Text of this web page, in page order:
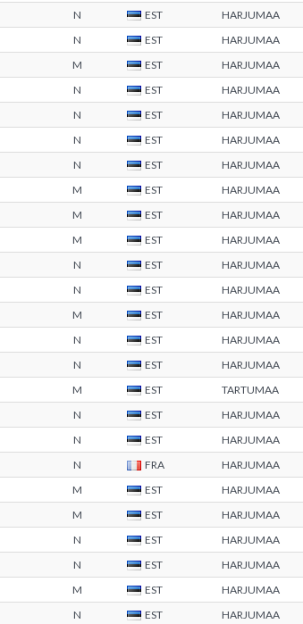
N EST HARJUMAA
N EST HARJUMAA
M EST
HARJUMAA
N EST HARJUMAA
N EST HARJUMAA
N EST HARJUMAA
N EST HARJUMAA
M EST HARJUMAA
M EST HARJUMAA
M EST HARJUMAA
N EST HARJUMAA
N EST HARJUMAA
M EST
HARJUMAA
N EST HARJUMAA
N EST HARJUMAA
M EST TARTUMAA
N EST HARJUMAA
N EST HARJUMAA
N FRA
HARJUMAA
M EST HARJUMAA
M EST
HARJUMAA
N EST HARJUMAA
N EST HARJUMAA
M EST HARJUMAA
N EST HARJUMAA